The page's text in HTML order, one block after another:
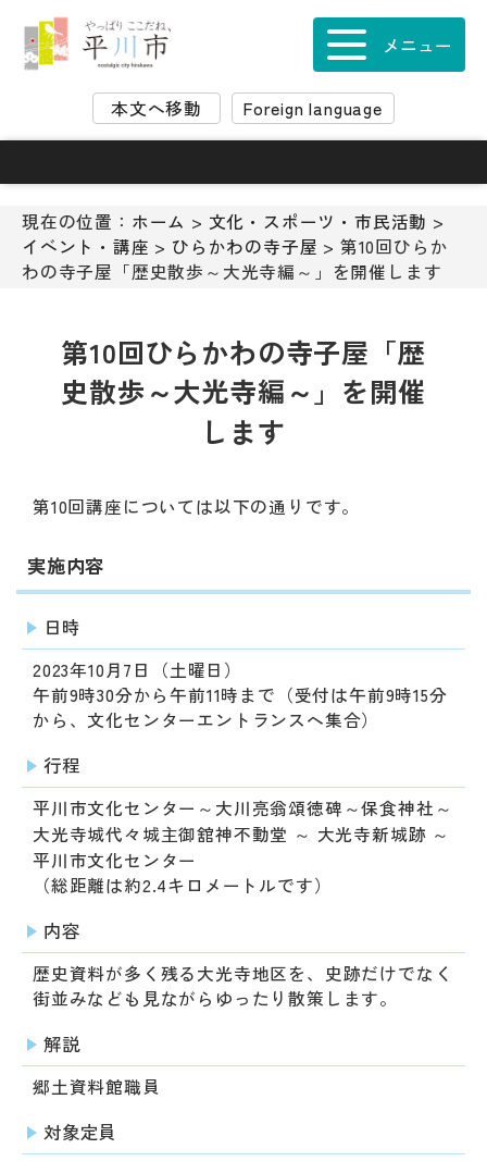
ョ
ス
ブ
本文へ移動 Foreign language
メニュー
現在の位置： ホーム > 文化・スポーツ・市民活動 >
イベント・講座 > ひらかわの寺子屋 > 第10回ひらか
わの寺子屋「歴史散歩～大光寺編～」を開催します
第10回ひらかわの寺子屋「歴
史散歩～大光寺編～」を開催
します
第10回講座については以下の通りです。
実施内容
日時
2023年10月7日（土曜日）
午前9時30分から午前11時まで（受付は午前9時15分
から、文化センターエントランスへ集合）
行程
平川市文化センター～大川亮翁頌徳碑～保食神社～
大光寺城代々城主御舘神不動堂 ～ 大光寺新城跡 ～
平川市文化センター
（総距離は約2.4キロメートルです）
内容
歴史資料が多く残る大光寺地区を、史跡だけでなく
街並みなども見ながらゆったり散策します。
解説
郷土資料館職員
対象定員